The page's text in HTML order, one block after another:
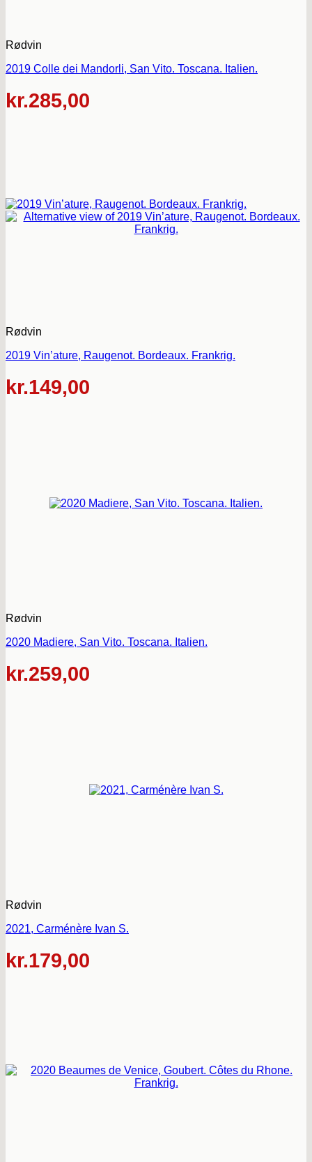
Rødvin
2019 Colle dei Mandorli, San Vito. Toscana. Italien.
kr.285,00
Rødvin
2019 Vin’ature, Raugenot. Bordeaux. Frankrig.
kr.149,00
Rødvin
2020 Madiere, San Vito. Toscana. Italien.
kr.259,00
Rødvin
2021, Carménère Ivan S.
kr.179,00